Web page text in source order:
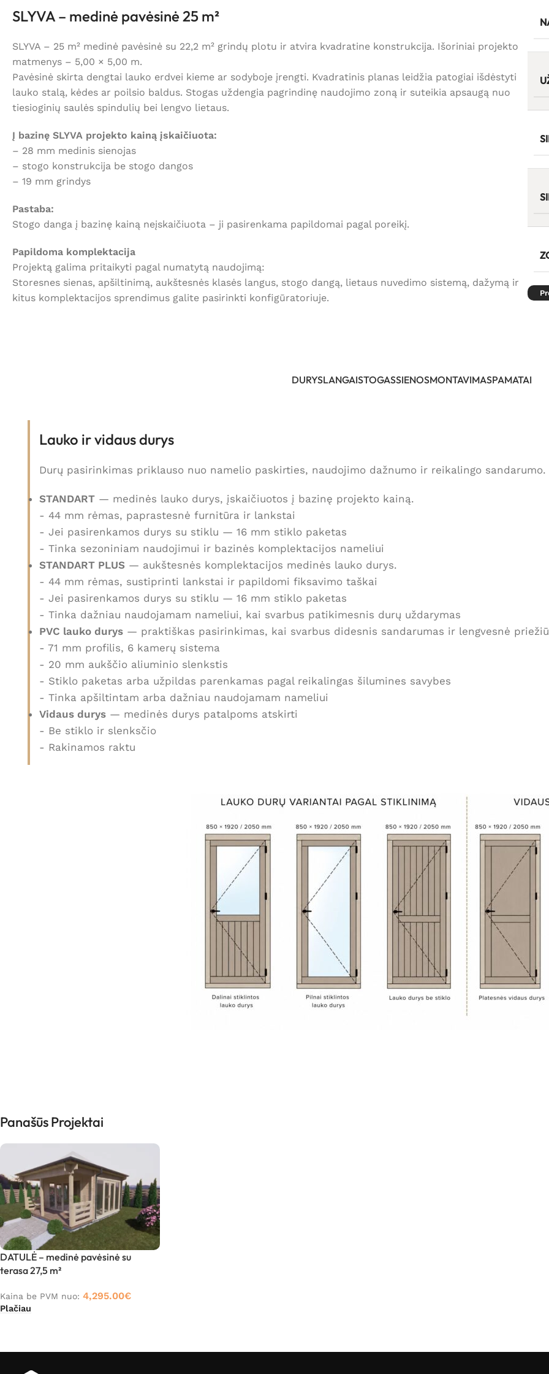
SLYVA – medinė pavėsinė 25 m²
SLYVA – 25 m² medinė pavėsinė su 22,2 m² grindų plotu ir atvira kvadratine konstrukcija. Išoriniai projekto
matmenys – 5,00 × 5,00 m.
Pavėsinė skirta dengtai lauko erdvei kieme ar sodyboje įrengti. Kvadratinis planas leidžia patogiai išdėstyti
lauko stalą, kėdes ar poilsio baldus. Stogas uždengia pagrindinę naudojimo zoną ir suteikia apsaugą nuo
tiesioginių saulės spindulių bei lengvo lietaus.
Į bazinę SLYVA projekto kainą įskaičiuota:
– 28 mm medinis sienojas
– stogo konstrukcija be stogo dangos
– 19 mm grindys
Pastaba:
Stogo danga į bazinę kainą neįskaičiuota – ji pasirenkama papildomai pagal poreikį.
Papildoma komplektacija
Projektą galima pritaikyti pagal numatytą naudojimą:
Storesnes sienas, apšiltinimą, aukštesnės klasės langus, stogo dangą, lietaus nuvedimo sistemą, dažymą ir
kitus komplektacijos sprendimus galite pasirinkti konfigūratoriuje.
DURYSLANGAISTOGASSIENOSMONTAVIMASPAMATAI
Lauko ir vidaus durys
Durų pasirinkimas priklauso nuo namelio paskirties, naudojimo dažnumo ir reikalingo sandarumo.
STANDART — medinės lauko durys, įskaičiuotos į bazinę projekto kainą.
- 44 mm rėmas, paprastesnė furnitūra ir lankstai
- Jei pasirenkamos durys su stiklu — 16 mm stiklo paketas
- Tinka sezoniniam naudojimui ir bazinės komplektacijos nameliui
STANDART PLUS — aukštesnės komplektacijos medinės lauko durys.
- 44 mm rėmas, sustiprinti lankstai ir papildomi fiksavimo taškai
- Jei pasirenkamos durys su stiklu — 16 mm stiklo paketas
- Tinka dažniau naudojamam nameliui, kai svarbus patikimesnis durų uždarymas
PVC lauko durys — praktiškas pasirinkimas, kai svarbus didesnis sandarumas ir lengvesnė
- 71 mm profilis, 6 kamerų sistema
- 20 mm aukščio aliuminio slenkstis
- Stiklo paketas arba užpildas parenkamas pagal reikalingas šilumines savybes
- Tinka apšiltintam arba dažniau naudojamam nameliui
Vidaus durys — medinės durys patalpoms atskirti
- Be stiklo ir slenksčio
- Rakinamos raktu
Panašūs Projektai
DATULĖ – medinė pavėsinė su
terasa 27,5 m²
Kaina be PVM nuo: 4,295.00€
Plačiau